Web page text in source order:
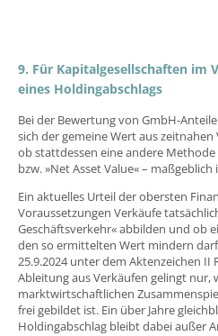
9. Für Kapitalgesellschaften im
eines Holdingabschlags
Bei der Bewertung von GmbH-
sich der gemeine Wert aus
ob stattdessen eine andere
bzw. »Net Asset Value« – maßgeblich
Ein aktuelles Urteil der obersten
Voraussetzungen Verkäufe
Geschäftsverkehr« abbilden und ob
den so ermittelten Wert mindern
25.9.2024 unter dem Aktenzeichen II
Ableitung aus Verkäufen gelingt nur,
marktwirtschaftlichen
frei gebildet ist. Ein über Jahre
Holdingabschlag bleibt dabei außer